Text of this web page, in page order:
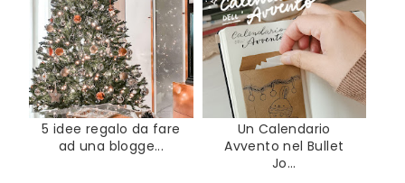
5 idee regalo da fare
ad una blogge...
Un Calendario
Avvento nel Bullet
Jo...